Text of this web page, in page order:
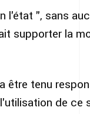
l'état ", sans
supporter la
être tenu
de